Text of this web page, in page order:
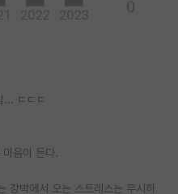
... ㄷㄷㄷ
음이 든다.
강박에서 오는 스트레스는 무시하